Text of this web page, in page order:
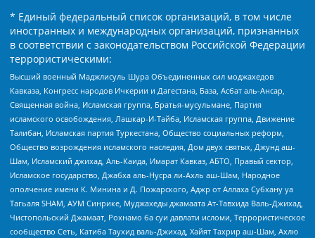
* Единый федеральный список организаций, в том числе
иностранных и международных организаций, признанных
в соответствии с законодательством Российской Федерации
террористическими:
Высший военный Маджлисуль Шура Объединенных сил моджахедов
Кавказа, Конгресс народов Ичкерии и Дагестана, База, Асбат аль-Ансар,
Священная война, Исламская группа, Братья-мусульмане, Партия
исламского освобождения, Лашкар-И-Тайба, Исламская группа, Движение
Талибан, Исламская партия Туркестана, Общество социальных реформ,
Общество возрождения исламского наследия, Дом двух святых, Джунд аш-
Шам, Исламский джихад, Аль-Каида, Имарат Кавказ, АБТО, Правый сектор,
Исламское государство, Джабха аль-Нусра ли-Ахль аш-Шам, Народное
ополчение имени К. Минина и Д. Пожарского, Аджр от Аллаха Субхану уа
Тагьаля SHAM, АУМ Синрике, Муджахеды джамаата Ат-Тавхида Валь-Джихад,
Чистопольский Джамаат, Рохнамо ба суи давлати исломи, Террористическое
сообщество Сеть, Катиба Таухид валь-Джихад, Хайят Тахрир аш-Шам, Ахлю